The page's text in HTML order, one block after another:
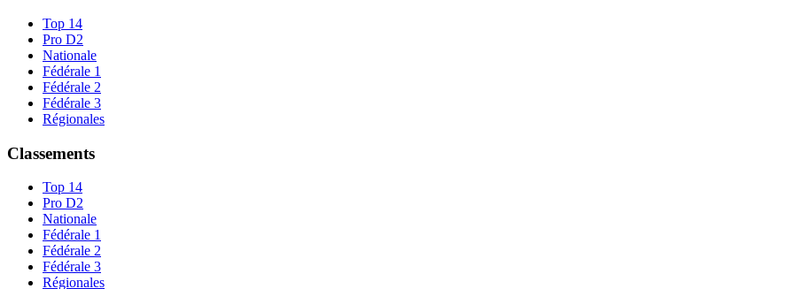
Top 14
Pro D2
Nationale
Fédérale 1
Fédérale 2
Fédérale 3
Régionales
Classements
Top 14
Pro D2
Nationale
Fédérale 1
Fédérale 2
Fédérale 3
Régionales